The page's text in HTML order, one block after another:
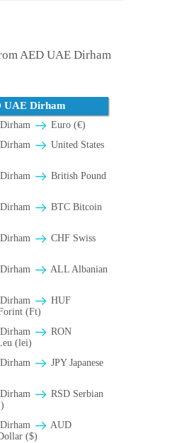
AED UAE Dirham
UAE Dirham
Euro (€)
United States
British Pound
BTC Bitcoin
CHF Swiss
ALL Albanian
HUF
(Ft)
RON
(lei)
JPY Japanese
RSD Serbian
AUD
($)